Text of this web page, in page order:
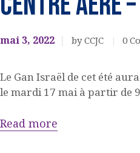
mai 3, 2022 by CCJC 0
Le Gan Israël de cet été
le mardi 17 mai à partir de
Read more